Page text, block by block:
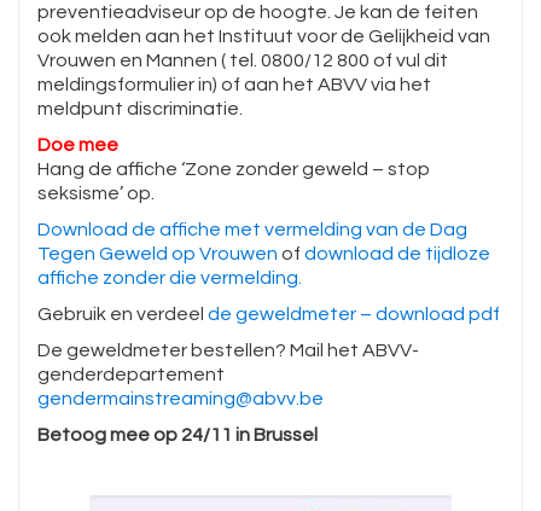
preventieadviseur op de hoogte. Je kan de feiten
ook melden aan het Instituut voor de Gelijkheid van
Vrouwen en Mannen ( tel. 0800/12 800 of vul dit
meldingsformulier in) of aan het ABVV via het
meldpunt discriminatie.
Doe mee
Hang de affiche ‘Zone zonder geweld – stop
seksisme’ op.
Download de affiche met vermelding van de Dag
Tegen Geweld op Vrouwen of download de tijdloze
affiche zonder die vermelding.
Gebruik en verdeel de geweldmeter – download pdf
De geweldmeter bestellen? Mail het ABVV-
genderdepartement
gendermainstreaming@abvv.be
Betoog mee op 24/11 in Brussel